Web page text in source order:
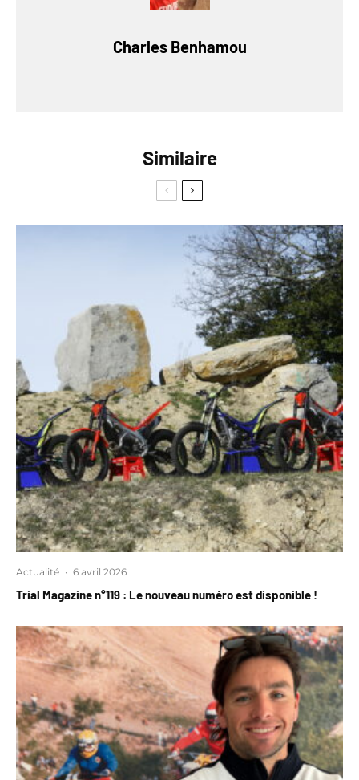
Charles Benhamou
Similaire
Actualité · 6 avril 2026
Trial Magazine n°119 : Le nouveau numéro est disponible !